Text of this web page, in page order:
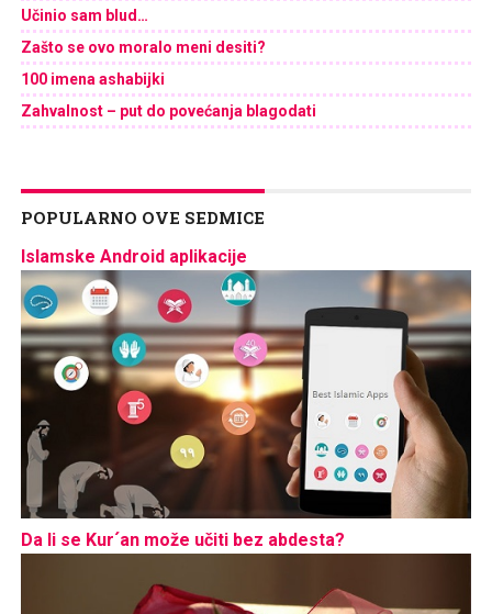
Učinio sam blud…
Zašto se ovo moralo meni desiti?
100 imena ashabijki
Zahvalnost – put do povećanja blagodati
POPULARNO OVE SEDMICE
Islamske Android aplikacije
Da li se Kur´an može učiti bez abdesta?